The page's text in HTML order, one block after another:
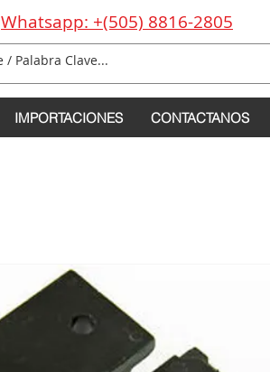
Whatsapp: +(505) 8816-2805
IMPORTACIONES CONTACTANOS